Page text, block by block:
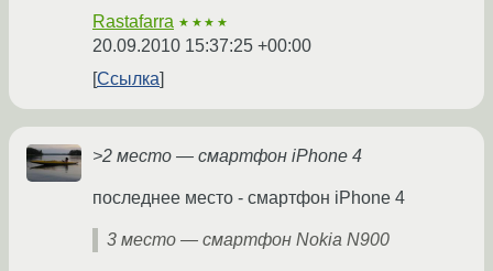
Rastafarra ★★★★
20.09.2010 15:37:25 +00:00
Ссылка
>2 место — смартфон iPhone 4
последнее место - смартфон iPhone 4
3 место — смартфон Nokia N900